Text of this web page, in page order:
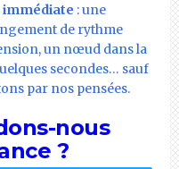
: une
de rythme
un nœud dans la
secondes… sauf
par nos pensées.
nous
?